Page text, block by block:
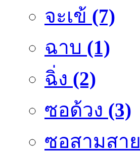
จะเข้ (7)
ฉาบ (1)
ฉิ่ง (2)
ซอด้วง (3)
ซอสามสาย